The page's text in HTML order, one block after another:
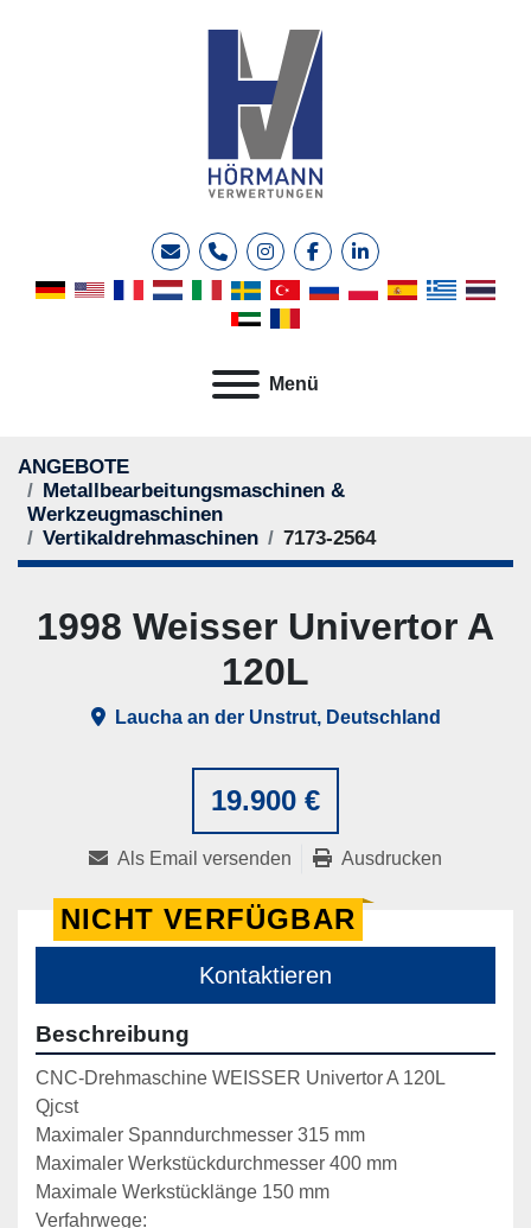
E-MailTelefoninstagramfacebooklinkedin
Menü
ANGEBOTE
Metallbearbeitungsmaschinen &
Werkzeugmaschinen
Vertikaldrehmaschinen
7173-2564
19.900 €
1998 Weisser Univertor A
120L
Laucha an der Unstrut, Deutschland
Als Email versenden Ausdrucken
NICHT VERFÜGBAR
Kontaktieren
Beschreibung
CNC-Drehmaschine WEISSER Univertor A 120L
Qjcst
Maximaler Spanndurchmesser 315 mm
Maximaler Werkstückdurchmesser 400 mm
Maximale Werkstücklänge 150 mm
Verfahrwege: